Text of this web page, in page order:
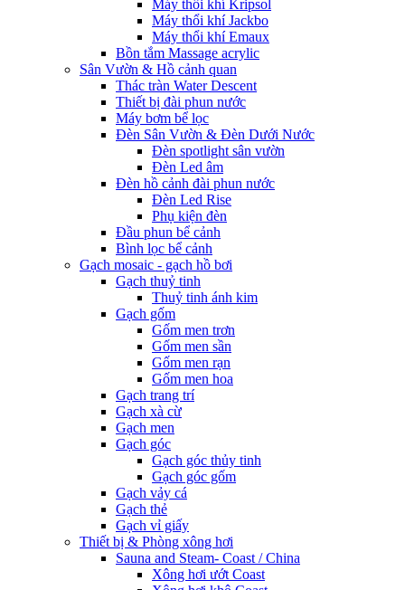
Máy thổi khí Kripsol
Máy thổi khí Jackbo
Máy thổi khí Emaux
Bồn tắm Massage acrylic
Sân Vườn & Hồ cảnh quan
Thác tràn Water Descent
Thiết bị đài phun nước
Máy bơm bể lọc
Đèn Sân Vườn & Đèn Dưới Nước
Đèn spotlight sân vườn
Đèn Led âm
Đèn hồ cảnh đài phun nước
Đèn Led Rise
Phụ kiện đèn
Đầu phun bể cảnh
Bình lọc bể cảnh
Gạch mosaic - gạch hồ bơi
Gạch thuỷ tinh
Thuỷ tinh ánh kim
Gạch gốm
Gốm men trơn
Gốm men sần
Gốm men rạn
Gốm men hoa
Gạch trang trí
Gạch xà cừ
Gạch men
Gạch góc
Gạch góc thủy tinh
Gạch góc gốm
Gạch vảy cá
Gạch thẻ
Gạch vỉ giấy
Thiết bị & Phòng xông hơi
Sauna and Steam- Coast / China
Xông hơi ướt Coast